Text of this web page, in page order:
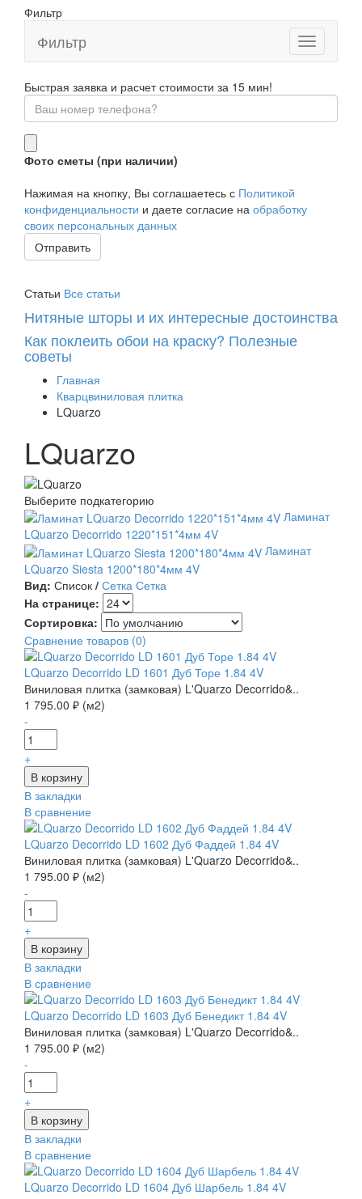
Фильтр
Toggle
navigation
Фильтр
Быстрая заявка и расчет стоимости за 15 мин!
Фото сметы (при наличии)
Нажимая на кнопку, Вы соглашаетесь с Политикой
конфиденциальности и даете согласие на обработку
своих персональных данных
Отправить
Статьи Все статьи
Нитяные шторы и их интересные достоинства
Как поклеить обои на краску? Полезные
советы
Главная
Кварцвиниловая плитка
LQuarzo
LQuarzo
Выберите подкатегорию
Ламинат
LQuarzo Decorrido 1220*151*4мм 4V
Ламинат
LQuarzo Siesta 1200*180*4мм 4V
Вид: Список / Сетка Сетка
На странице:
Сортировка:
Сравнение товаров (0)
LQuarzo Decorrido LD 1601 Дуб Торе 1.84 4V
Виниловая плитка (замковая) L'Quarzo Decorrido&..
1 795.00 ₽ (м2)
-
+
В закладки
В сравнение
LQuarzo Decorrido LD 1602 Дуб Фаддей 1.84 4V
Виниловая плитка (замковая) L'Quarzo Decorrido&..
1 795.00 ₽ (м2)
-
+
В закладки
В сравнение
LQuarzo Decorrido LD 1603 Дуб Бенедикт 1.84 4V
Виниловая плитка (замковая) L'Quarzo Decorrido&..
1 795.00 ₽ (м2)
-
+
В закладки
В сравнение
LQuarzo Decorrido LD 1604 Дуб Шарбель 1.84 4V